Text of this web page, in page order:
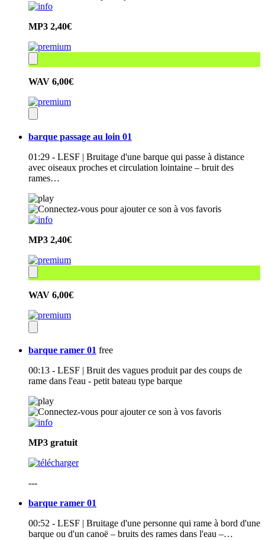
MP3 2,40€
WAV 6,00€
barque passage au loin 01
01:29 - LESF | Bruitage d'une barque qui passe à distance
avec oiseaux proches et circulation lointaine – bruit des
rames…
MP3 2,40€
WAV 6,00€
barque ramer 01 free
00:13 - LESF | Bruit des vagues produit par des coups de
rame dans l'eau - petit bateau type barque
MP3 gratuit
---
barque ramer 01
00:52 - LESF | Bruitage d'une personne qui rame à bord d'une
barque ou d'un canoë – bruits des rames dans l'eau –…